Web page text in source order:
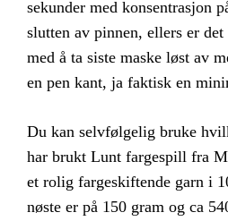
sekunder med konsentrasjon
slutten av pinnen, ellers er
med å ta siste maske løst av
en pen kant, ja faktisk en
Du kan selvfølgelig bruke
har brukt Lunt fargespill fra
et rolig fargeskiftende garn i
nøste er på 150 gram og ca